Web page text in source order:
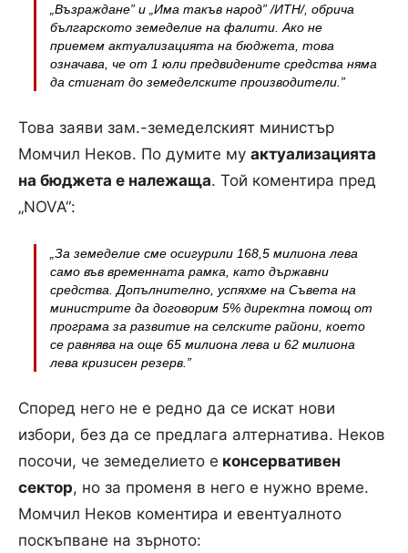
„Възраждане” и „Има такъв народ” /ИТН/, обрича
българското земеделие на фалити. Ако не
приемем актуализацията на бюджета, това
означава, че от 1 юли предвидените средства няма
да стигнат до земеделските производители.”
Това заяви зам.-земеделският министър
Момчил Неков. По думите му актуализацията
на бюджета е належаща. Той коментира пред
„NOVA“:
„За земеделие сме осигурили 168,5 милиона лева
само във временната рамка, като държавни
средства. Допълнително, успяхме на Съвета на
министрите да договорим 5% директна помощ от
програма за развитие на селските райони, което
се равнява на още 65 милиона лева и 62 милиона
лева кризисен резерв.”
Според него не е редно да се искат нови
избори, без да се предлага алтернатива. Неков
посочи, че земеделието е консервативен
сектор, но за променя в него е нужно време.
Момчил Неков коментира и евентуалното
поскъпване на зърното: